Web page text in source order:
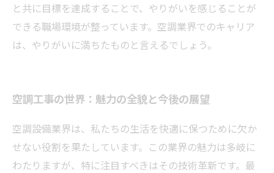
と共に目標を達成することで、やりがいを感じることが
できる職場環境が整っています。空調業界でのキャリア
は、やりがいに満ちたものと言えるでしょう。
空調工事の世界：魅力の全貌と今後の展望
空調設備業界は、私たちの生活を快適に保つために欠か
せない役割を果たしています。この業界の魅力は多岐に
わたりますが、特に注目すべきはその技術革新です。最